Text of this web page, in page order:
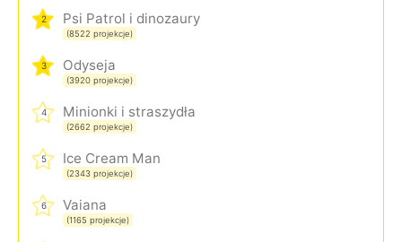
2 Psi Patrol i dinozaury
(8522 projekcje)
3 Odyseja
(3920 projekcje)
4 Minionki i straszydła
(2662 projekcje)
5 Ice Cream Man
(2343 projekcje)
6 Vaiana
(1165 projekcje)